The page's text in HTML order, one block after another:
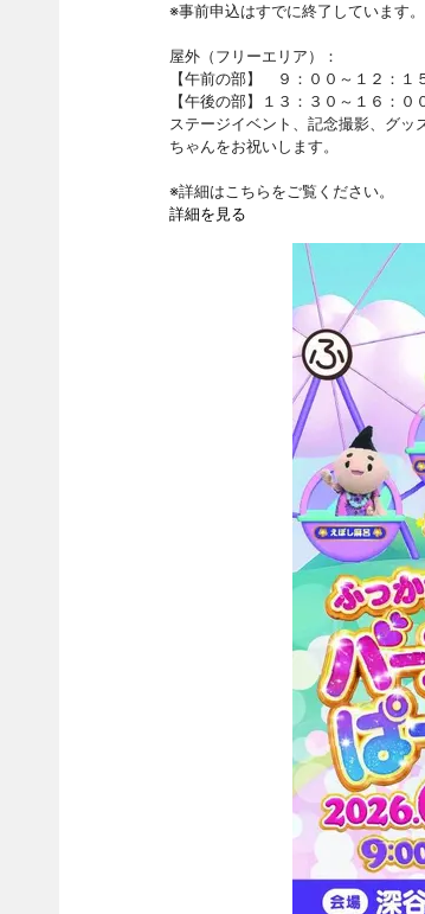
※事前申込はすでに終了しています。
屋外（フリーエリア）：
【午前の部】 ９：００～１２：１
【午後の部】１３：３０～１６：０
ステージイベント、記念撮影、グ
ちゃんをお祝いします。
※詳細はこちらをご覧ください。
詳細を見る